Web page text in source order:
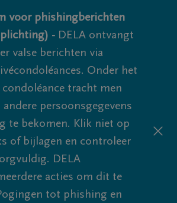
voor phishingberichten
- DELA ontvangt
valse berichten via
Onder het
condoléance tracht men
andere persoonsgegevens
te bekomen. Klik niet op
of bijlagen en controleer
DELA
acties om dit te
tot phishing en